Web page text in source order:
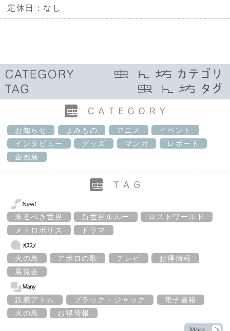
定休日：なし
お知らせ よみもの アニメ
イベント
インタビュー
グッズ マンガ
レポート
企画展
来るべき世界 新世界ルルー
ロストワールド
メトロポリス
ドラマ
火の鳥 アポロの歌 テレビ
お得情報
展覧会
鉄腕アトム ブラック・ジャック
電子書籍
火の鳥
お得情報